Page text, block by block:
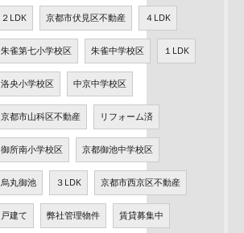
２LDK 京都市伏見区不動産 ４LDK
朱雀第七小学校区 朱雀中学校区 １LDK
洛央小学校区 中京中学校区
京都市山科区不動産 リフォーム済
御所南小学校区 京都御池中学校区
烏丸御池 ３LDK 京都市西京区不動産
戸建て 弊社管理物件 賃貸募集中